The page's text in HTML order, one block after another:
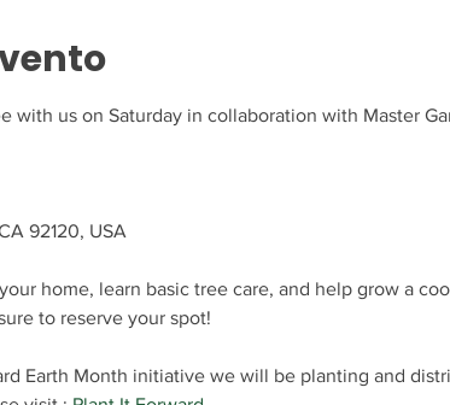
with us on Saturday in collaboration with Master
92120, USA
home, learn basic tree care, and help grow a
to reserve your spot!
Earth Month initiative we will be planting and